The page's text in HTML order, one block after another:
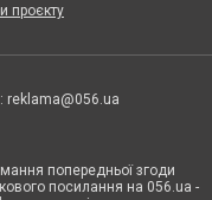
проєкту
reklama@056.ua
попередньої згоди
посилання на 056.ua -